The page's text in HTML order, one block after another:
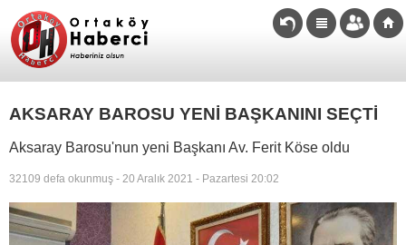
AKSARAY BAROSU YENİ BAŞKANINI SEÇTİ
Aksaray Barosu'nun yeni Başkanı Av. Ferit Köse oldu
32109 defa okunmuş - 20 Aralık 2021 - Pazartesi 20:02